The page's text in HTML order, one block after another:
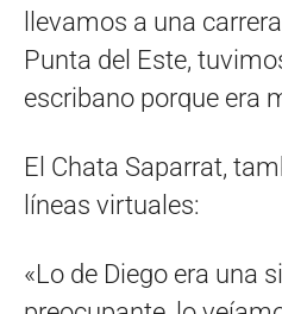
llevamos a una
Punta del Este,
escribano porque era
El Chata Saparrat,
líneas virtuales:
«Lo de Diego era una